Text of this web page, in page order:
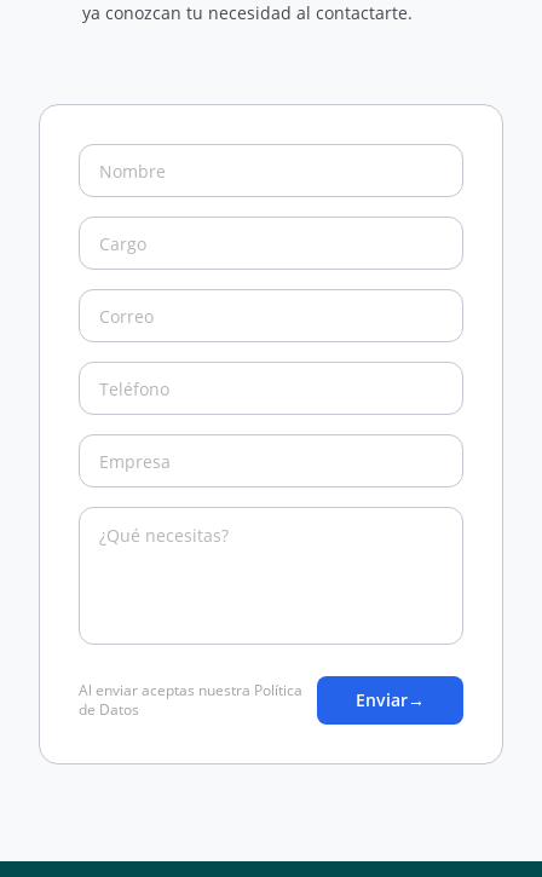
ya conozcan tu necesidad al contactarte.
Al enviar aceptas nuestra Política
de Datos
Enviar→